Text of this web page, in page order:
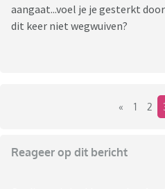
aangaat...voel je je gesterkt
dit keer niet wegwuiven?
« 1 2
Reageer op dit bericht